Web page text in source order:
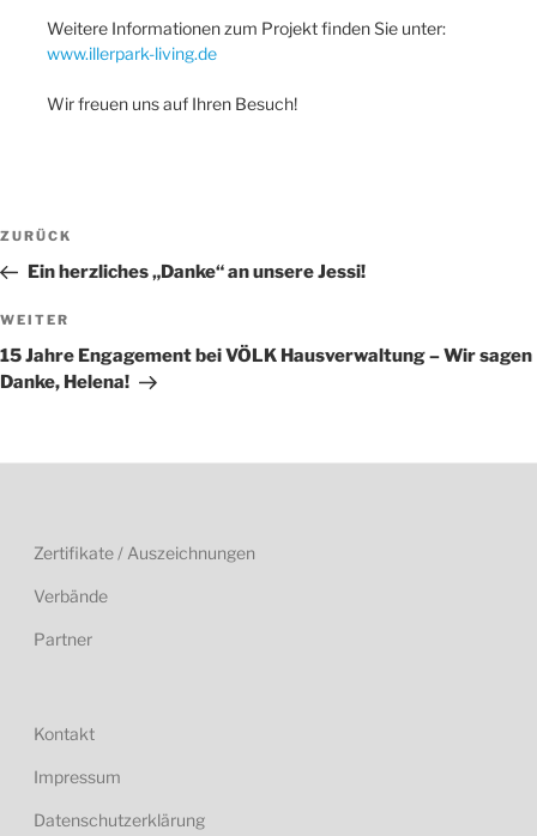
Weitere Informationen zum Projekt finden Sie unter:
www.illerpark-living.de
Wir freuen uns auf Ihren Besuch!
Beitragsnavigation
Vorheriger
Beitrag
ZURÜCK
Ein herzliches „Danke“ an unsere Jessi!
Nächster
Beitrag
WEITER
15 Jahre Engagement bei VÖLK Hausverwaltung – Wir sagen
Danke, Helena!
Zertifikate / Auszeichnungen
Verbände
Partner
Kontakt
Impressum
Datenschutzerklärung